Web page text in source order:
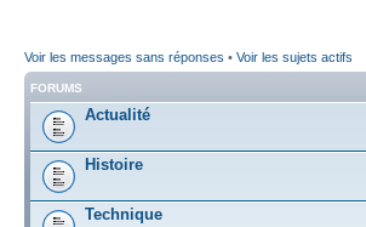
Voir les messages sans réponses • Voir les sujets actifs
FORUMS
Actualité
Histoire
Technique